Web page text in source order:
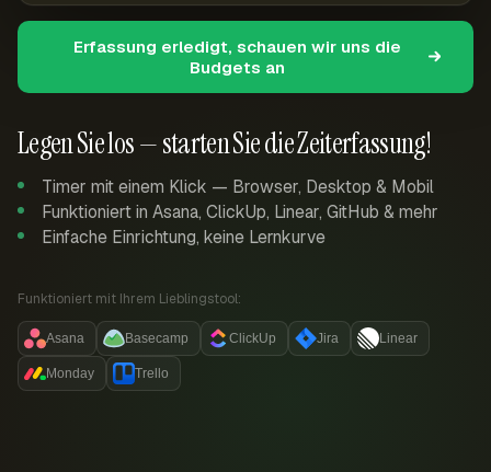
Legen Sie los — starten Sie die Zeiterfassung!
Timer mit einem Klick — Browser, Desktop & Mobil
Funktioniert in Asana, ClickUp, Linear, GitHub & mehr
Einfache Einrichtung, keine Lernkurve
Funktioniert mit Ihrem Lieblingstool:
Asana Basecamp ClickUp Jira Linear
Monday Trello
Erfassung erledigt, schauen wir uns die
Budgets an